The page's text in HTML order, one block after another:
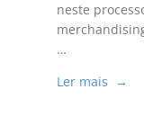
neste
…
Ler mais →